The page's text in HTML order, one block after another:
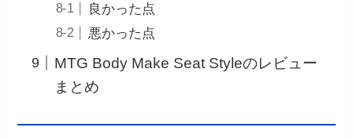
良かった点
悪かった点
MTG Body Make Seat Styleのレビュー
まとめ